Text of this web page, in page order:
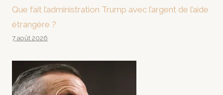
Que fait l’administration Trump avec l’argent de l’aide
étrangère ?
7 août 2026